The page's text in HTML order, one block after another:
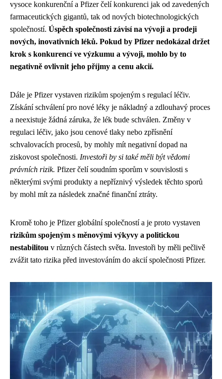
vysoce konkurenční a Pfizer čelí konkurenci jak od zavedených
farmaceutických gigantů, tak od nových biotechnologických
společností. Úspěch společnosti závisí na vývoji a prodeji
nových, inovativních léků. Pokud by Pfizer nedokázal držet
krok s konkurencí ve výzkumu a vývoji, mohlo by to
negativně ovlivnit jeho příjmy a cenu akcií.
Dále je Pfizer vystaven rizikům spojeným s regulací léčiv.
Získání schválení pro nové léky je nákladný a zdlouhavý proces
a neexistuje žádná záruka, že lék bude schválen. Změny v
regulaci léčiv, jako jsou cenové tlaky nebo zpřísnění
schvalovacích procesů, by mohly mít negativní dopad na
ziskovost společnosti. Investoři by si také měli být vědomi
právních rizik. Pfizer čelí soudním sporům v souvislosti s
některými svými produkty a nepříznivý výsledek těchto sporů
by mohl mít za následek značné finanční ztráty.
Kromě toho je Pfizer globální společností a je proto vystaven
rizikům spojeným s měnovými výkyvy a politickou
nestabilitou v různých částech světa. Investoři by měli pečlivě
zvážit tato rizika před investováním do akcií společnosti Pfizer.